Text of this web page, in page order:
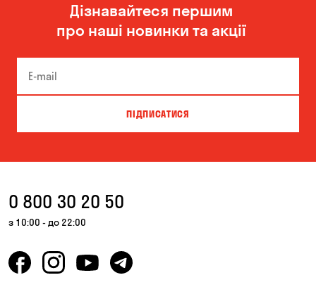
Дізнавайтеся першим
про наші новинки та акції
ПІДПИСАТИСЯ
0 800 30 20 50
з 10:00 - до 22:00